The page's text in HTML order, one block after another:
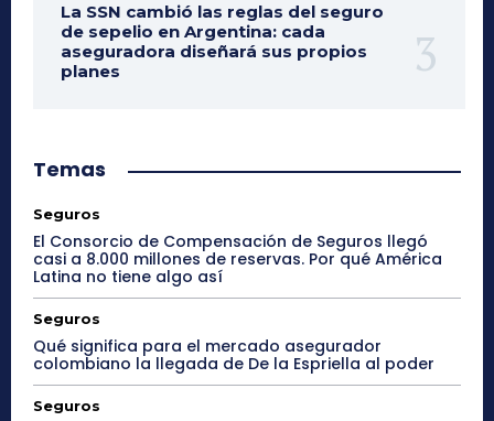
La SSN cambió las reglas del seguro
de sepelio en Argentina: cada
aseguradora diseñará sus propios
planes
Temas
Seguros
El Consorcio de Compensación de Seguros llegó
casi a 8.000 millones de reservas. Por qué América
Latina no tiene algo así
Seguros
Qué significa para el mercado asegurador
colombiano la llegada de De la Espriella al poder
Seguros